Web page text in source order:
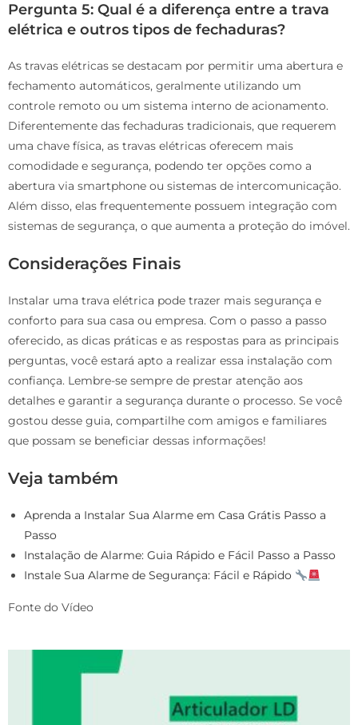
Pergunta 5: Qual é a diferença entre a trava
elétrica e outros tipos de fechaduras?
As travas elétricas se destacam por permitir uma abertura e
fechamento automáticos, geralmente utilizando um
controle remoto ou um sistema interno de acionamento.
Diferentemente das fechaduras tradicionais, que requerem
uma chave física, as travas elétricas oferecem mais
comodidade e segurança, podendo ter opções como a
abertura via smartphone ou sistemas de intercomunicação.
Além disso, elas frequentemente possuem integração com
sistemas de segurança, o que aumenta a proteção do imóvel.
Considerações Finais
Instalar uma trava elétrica pode trazer mais segurança e
conforto para sua casa ou empresa. Com o passo a passo
oferecido, as dicas práticas e as respostas para as principais
perguntas, você estará apto a realizar essa instalação com
confiança. Lembre-se sempre de prestar atenção aos
detalhes e garantir a segurança durante o processo. Se você
gostou desse guia, compartilhe com amigos e familiares
que possam se beneficiar dessas informações!
Veja também
Aprenda a Instalar Sua Alarme em Casa Grátis Passo a
Passo
Instalação de Alarme: Guia Rápido e Fácil Passo a Passo
Instale Sua Alarme de Segurança: Fácil e Rápido
Fonte do Vídeo